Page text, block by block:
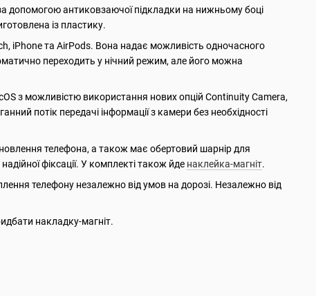
допомогою антиковзаючої підкладки на нижньому боці
із пластику.
iPhone та AirPods. Вона надає можливість одночасного
переходить у нічний режим, але його можна
з можливістю використання нових опцій Continuity Camera,
потік передачі інформації з камери без необхідності
телефона, а також має обертовий шарнір для
фіксації. У комплекті також йде наклейка-магніт.
телефону незалежно від умов на дорозі. Незалежно від
накладку-магніт.